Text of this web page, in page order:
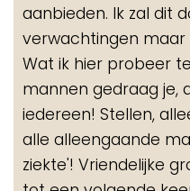
aanbieden. Ik zal dit
verwachtingen
Wat ik hier probeer
mannen gedraag je,
iedereen! Stellen,
alle alleengaande
ziekte'! Vriendelijke